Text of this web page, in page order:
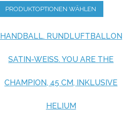
PRODUKTOPTIONEN WÄHLEN
HANDBALL. RUNDLUFTBALLON
SATIN-WEISS. YOU ARE THE
CHAMPION, 45 CM, INKLUSIVE
HELIUM